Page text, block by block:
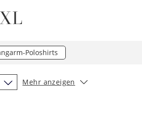
Poloshirts
Mehr anzeigen